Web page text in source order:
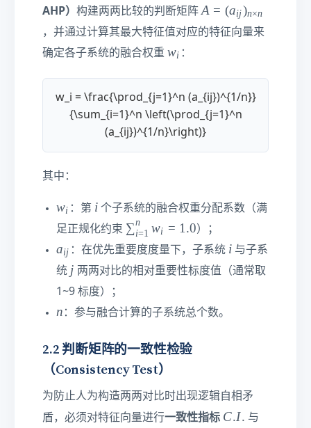
AHP） 构建两两比较的判断矩阵A
=
(a
)
_
{
n
es
n
A = (aij)n×n
，并通过计算其最大特征值对应的特征向量来
确定各子系统的融合权重 w
wi ：
w_i = \frac{\prod_{j=1}^n (a_{ij})^{1/n}}
{\sum_{i=1}^n \left(\prod_{j=1}^n
(a_{ij})^{1/n}\right)}
其中：
w
_
i
wi ：第 ii 个子系统的融合权重分配系数（满
足正规化约束 ∑
_
{i
=
}
w
_
i
=
1
∑ i=1
n wi = 1.0）；
a
_
{
ij
}
aij ：在优先重要度度量下，子系统 ii 与子系
统 jj 两两对比的相对重要性标度值（通常取
1~9 标度）；
n
n ：参与融合计算的子系统总个数。
2.2 判断矩阵的一致性检验
（Consistency Test）
为防止人为构造两两对比时出现逻辑自相矛
盾，必须对特征向量进行一致性指标 C
C.I. 与